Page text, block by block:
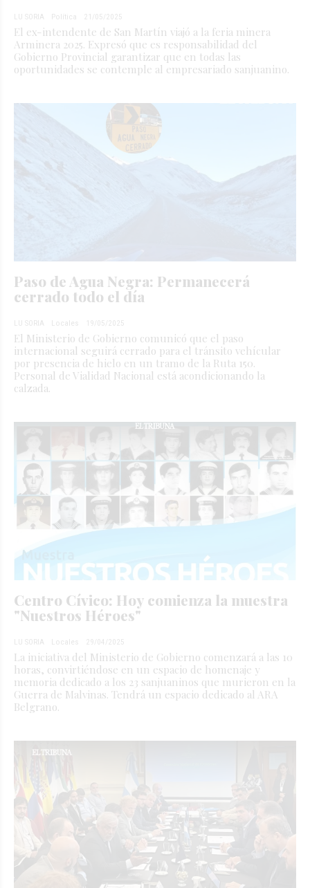
LU SORIA Política 21/05/2025
El ex-intendente de San Martín viajó a la feria minera
Arminera 2025. Expresó que es responsabilidad del
Gobierno Provincial garantizar que en todas las
oportunidades se contemple al empresariado sanjuanino.
Paso de Agua Negra: Permanecerá
cerrado todo el día
LU SORIA Locales 19/05/2025
El Ministerio de Gobierno comunicó que el paso
internacional seguirá cerrado para el tránsito vehícular
por presencia de hielo en un tramo de la Ruta 150.
Personal de Vialidad Nacional está acondicionando la
calzada.
Centro Cívico: Hoy comienza la muestra
"Nuestros Héroes"
LU SORIA Locales 29/04/2025
La iniciativa del Ministerio de Gobierno comenzará a las 10
horas, convirtiéndose en un espacio de homenaje y
memoria dedicado a los 23 sanjuaninos que murieron en la
Guerra de Malvinas. Tendrá un espacio dedicado al ARA
Belgrano.